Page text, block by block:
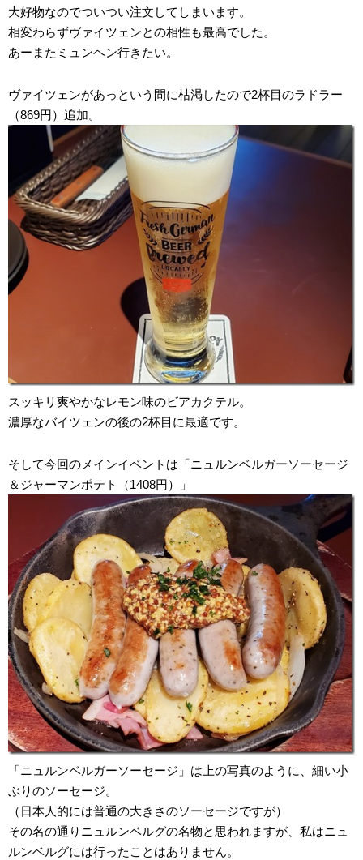
大好物なのでついつい注文してしまいます。
相変わらずヴァイツェンとの相性も最高でした。
あーまたミュンヘン行きたい。
ヴァイツェンがあっという間に枯渇したので2杯目のラドラー
（869円）追加。
スッキリ爽やかなレモン味のビアカクテル。
濃厚なバイツェンの後の2杯目に最適です。
そして今回のメインイベントは「ニュルンベルガーソーセージ
＆ジャーマンポテト（1408円）」
「ニュルンベルガーソーセージ」は上の写真のように、細い小
ぶりのソーセージ。
（日本人的には普通の大きさのソーセージですが）
その名の通りニュルンベルグの名物と思われますが、私はニュ
ルンベルグには行ったことはありません。